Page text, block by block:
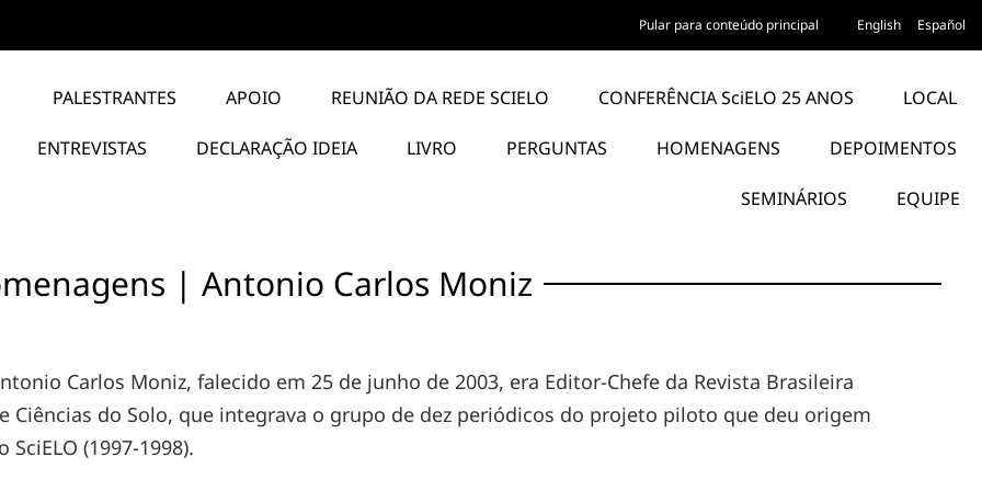
Pular para conteúdo principal English Español
PALESTRANTES APOIO REUNIÃO DA REDE SCIELO CONFERÊNCIA SciELO 25 ANOS LOCAL
ENTREVISTAS DECLARAÇÃO IDEIA LIVRO PERGUNTAS HOMENAGENS DEPOIMENTOS
SEMINÁRIOS EQUIPE
| Antonio Carlos Moniz
Carlos Moniz, falecido em 25 de junho de 2003, era Editor-Chefe da Revista Brasileira
Ciências do Solo, que integrava o grupo de dez periódicos do projeto piloto que deu origem
SciELO (1997-1998).